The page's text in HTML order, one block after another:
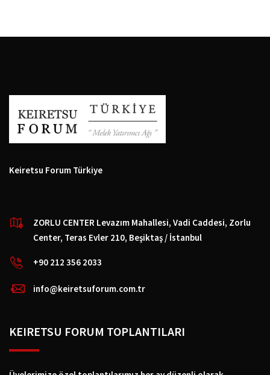
Keiretsu Forum Türkiye
ZORLU CENTER Levazım Mahallesi, Vadi Caddesi, Zorlu
Center, Teras Evler 210, Beşiktaş / İstanbul
+90 212 356 2033
info@keiretsuforum.com.tr
KEIRETSU FORUM TOPLANTILARI